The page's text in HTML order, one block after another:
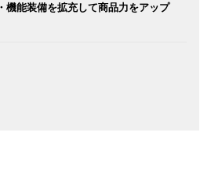
機能装備を拡充して商品力をアップ